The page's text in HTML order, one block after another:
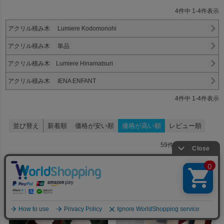
4件中 1 -4件表示
アクリル積み木 Lumiere Kodomonohi
アクリル積み木 単品
アクリル積み木 Lumiere Hinamatsuri
アクリル積み木 IENA ENFANT
4件中 1 -4件表示
並び替え 新着順 価格が安い順 価格が高い順 レビュー順
59件中 40 件表示